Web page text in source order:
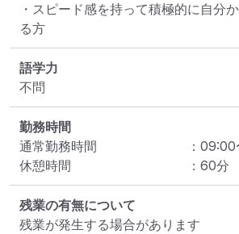
・スピード感を持って積極的に自分
る方
語学力
不問
勤務時間
通常勤務時間
： 09:00
休憩時間
： 60分
残業の有無について
残業が発生する場合があります